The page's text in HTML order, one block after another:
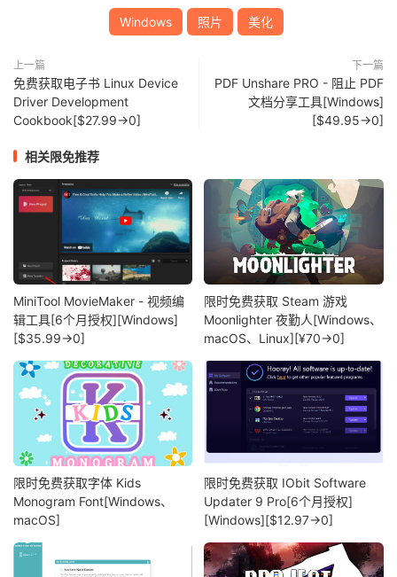
Windows 照片 美化
上一篇
免费获取电子书 Linux Device
Driver Development
Cookbook[$27.99→0]
下一篇
PDF Unshare PRO - 阻止 PDF
文档分享工具[Windows]
[$49.95→0]
相关限免推荐
MiniTool MovieMaker - 视频编
辑工具[6个月授权][Windows]
[$35.99→0]
限时免费获取 Steam 游戏
Moonlighter 夜勤人[Windows、
macOS、Linux][¥70→0]
限时免费获取字体 Kids
Monogram Font[Windows、
macOS]
限时免费获取 IObit Software
Updater 9 Pro[6个月授权]
[Windows][$12.97→0]